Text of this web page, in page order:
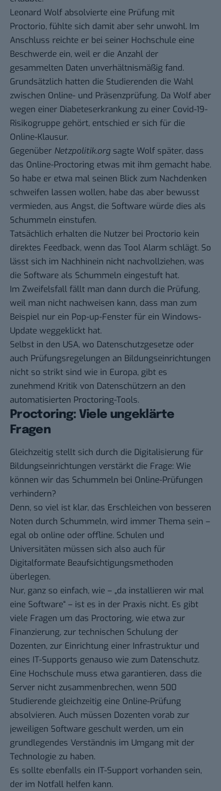
Leonard Wolf absolvierte eine Prüfung mit
Proctorio, fühlte sich damit aber sehr unwohl. Im
Anschluss reichte er bei seiner Hochschule eine
Beschwerde ein, weil er die Anzahl der
gesammelten Daten unverhältnismäßig fand.
Grundsätzlich hatten die Studierenden die Wahl
zwischen Online- und Präsenzprüfung. Da Wolf aber
wegen einer Diabeteserkrankung zu einer Covid-19-
Risikogruppe gehört, entschied er sich für die
Online-Klausur.
Gegenüber Netzpolitik.org sagte Wolf später, dass
das Online-Proctoring etwas mit ihm gemacht habe.
So habe er etwa mal seinen Blick zum Nachdenken
schweifen lassen wollen, habe das aber bewusst
vermieden, aus Angst, die Software würde dies als
Schummeln einstufen.
Tatsächlich erhalten die Nutzer bei Proctorio kein
direktes Feedback, wenn das Tool Alarm schlägt. So
lässt sich im Nachhinein nicht nachvollziehen, was
die Software als Schummeln eingestuft hat.
Im Zweifelsfall fällt man dann durch die Prüfung,
weil man nicht nachweisen kann, dass man zum
Beispiel nur ein Pop-up-Fenster für ein Windows-
Update weggeklickt hat.
Selbst in den USA, wo Datenschutzgesetze oder
auch Prüfungsregelungen an Bildungseinrichtungen
nicht so strikt sind wie in Europa, gibt es
zunehmend Kritik von Datenschützern an den
automatisierten Proctoring-Tools.
Proctoring: Viele ungeklärte
Fragen
Gleichzeitig stellt sich durch die Digitalisierung für
Bildungseinrichtungen verstärkt die Frage: Wie
können wir das Schummeln bei Online-Prüfungen
verhindern?
Denn, so viel ist klar, das Erschleichen von besseren
Noten durch Schummeln, wird immer Thema sein –
egal ob online oder offline. Schulen und
Universitäten müssen sich also auch für
Digitalformate Beaufsichtigungsmethoden
überlegen.
Nur, ganz so einfach, wie – „da installieren wir mal
eine Software“ – ist es in der Praxis nicht. Es gibt
viele Fragen um das Proctoring, wie etwa zur
Finanzierung, zur technischen Schulung der
Dozenten, zur Einrichtung einer Infrastruktur und
eines IT-Supports genauso wie zum Datenschutz.
Eine Hochschule muss etwa garantieren, dass die
Server nicht zusammenbrechen, wenn 500
Studierende gleichzeitig eine Online-Prüfung
absolvieren. Auch müssen Dozenten vorab zur
jeweiligen Software geschult werden, um ein
grundlegendes Verständnis im Umgang mit der
Technologie zu haben.
Es sollte ebenfalls ein IT-Support vorhanden sein,
der im Notfall helfen kann.